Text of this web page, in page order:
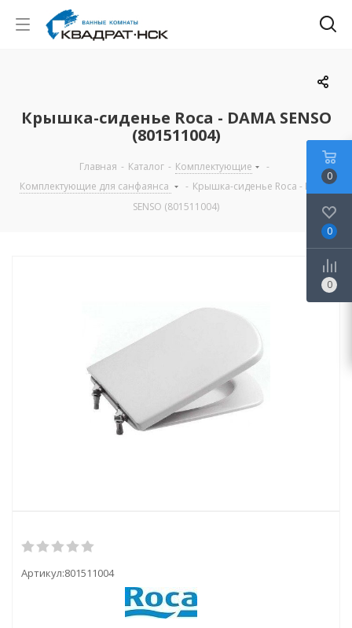
Крышка-сиденье Roca - DAMA SENSO
(801511004)
Главная - Каталог - Комплектующие
-
Комплектующие для санфаянса
- Крышка-сиденье Roca - DAMA
SENSO (801511004)
Артикул:801511004
0
0
0